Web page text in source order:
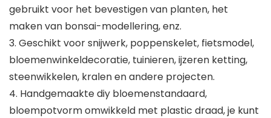
gebruikt voor het bevestigen van planten, het
maken van bonsai-modellering, enz.
3. Geschikt voor snijwerk, poppenskelet, fietsmodel,
bloemenwinkeldecoratie, tuinieren, ijzeren ketting,
steenwikkelen, kralen en andere projecten.
4. Handgemaakte diy bloemenstandaard,
bloempotvorm omwikkeld met plastic draad, je kunt